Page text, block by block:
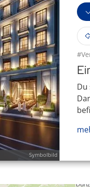
Symbolbild
Du